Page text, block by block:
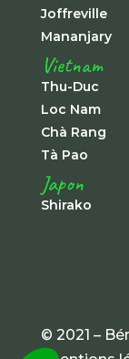
Joffreville
Mananjary
Vietnam
Thu-Duc
Loc Nam
Chà Rang
Tà Pao
Japon
Shirako
© 2021 –